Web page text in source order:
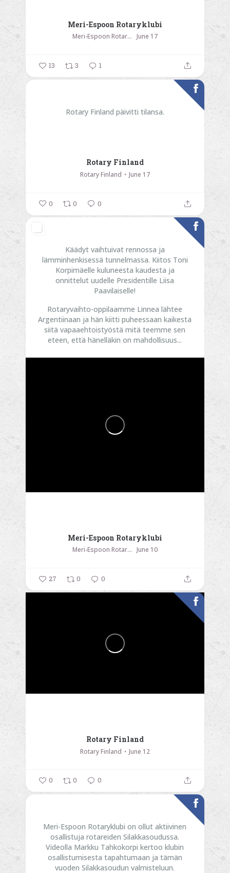
Meri-Espoon Rotaryklubi
Meri-Espoon Rotaryklubi June 17
13 3 1
Rotary Finland päivitti tilansa.
Rotary Finland
Rotary Finland June 17
0 0 0
Käädyt vaihtuivat rennossa ja
lämminhenkisessä tunnelmassa. Kiitos Toni
Korpimäelle kuluneesta kaudesta ja
onnittelut uudelle Presidentille Liisa
Paavilaiselle!
Rotaryvaihto-oppilaamme Linnea lähtee
Argentiinaan ja hän kiitti puheessaan kaikesta
siitä vapaaehtoistyöstä mitä teemme sen
eteen, että hänelläkin on mahdollisuus...
Meri-Espoon Rotaryklubi
Meri-Espoon Rotaryklubi June 10
27 0 0
Rotary Finland
Rotary Finland June 12
0 0 0
Meri-Espoon Rotaryklubi on ollut aktiivinen
osallistuja rotareiden Silakkasoudussa.
Videolla Markku Tahkokorpi kertoo klubin
osallistumisesta tapahtumaan ja tämän
vuoden Silakkasoudun valmisteluun.